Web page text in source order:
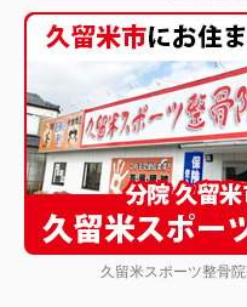
久留米スポーツ整骨